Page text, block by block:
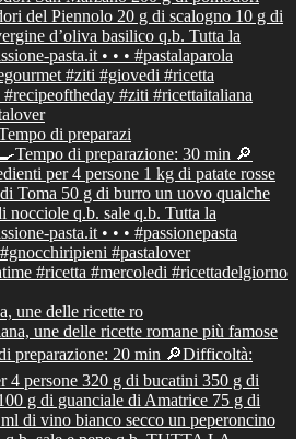
di preparazi
une delle ricette ro